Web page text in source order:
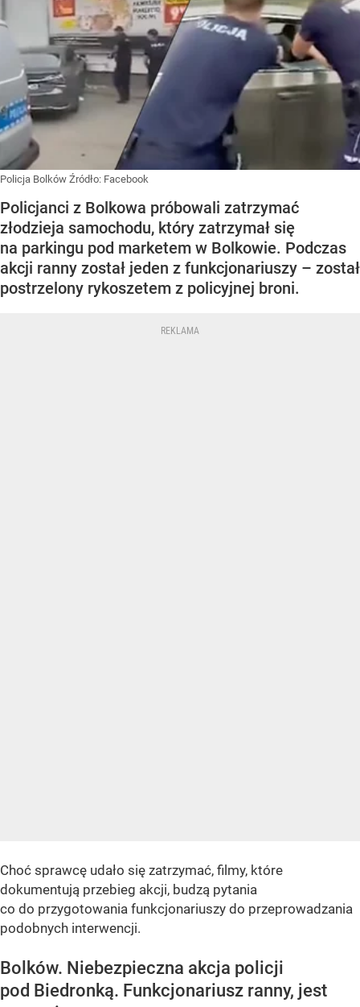
Policja Bolków Źródło: Facebook
Policjanci z Bolkowa próbowali zatrzymać
złodzieja samochodu, który zatrzymał się
na parkingu pod marketem w Bolkowie. Podczas
akcji ranny został jeden z funkcjonariuszy – został
postrzelony rykoszetem z policyjnej broni.
Choć sprawcę udało się zatrzymać, filmy, które
dokumentują przebieg akcji, budzą pytania
co do przygotowania funkcjonariuszy do przeprowadzania
podobnych interwencji.
Bolków. Niebezpieczna akcja policji
pod Biedronką. Funkcjonariusz ranny, jest